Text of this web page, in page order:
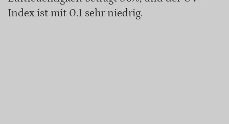
Index ist mit 0.1 sehr niedrig.